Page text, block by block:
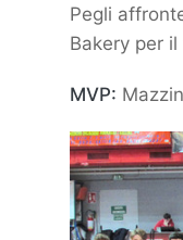
Pegli
Bakery per
MVP: